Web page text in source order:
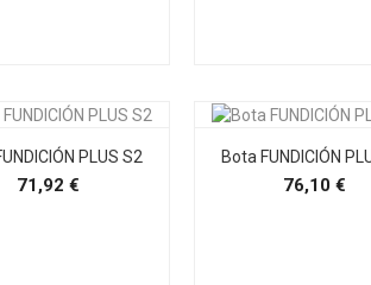
PLUS S2
71,92 €
Bota FUNDICIÓN
76,10 €